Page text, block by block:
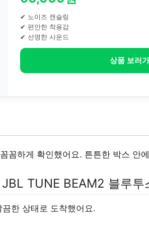
✔ 노이즈 캔슬링
✔ 편안한 착용감
✔ 선명한 사운드
상품 보러
꼼하게 확인했어요. 튼튼한 박스 안
TUNE BEAM2 블루투
한 상태로 도착했어요.